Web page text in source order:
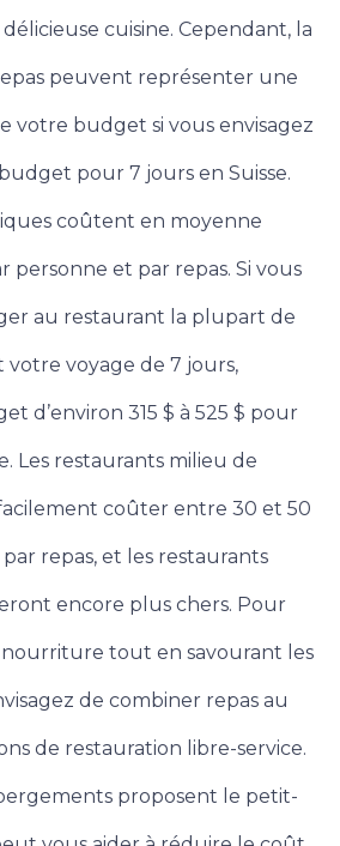
cuisine. Cependant, la
peuvent représenter une
votre budget si vous envisagez
pour 7 jours en Suisse.
coûtent en moyenne
personne et par repas. Si vous
au restaurant la plupart de
votre voyage de 7 jours,
d’environ 315 $ à 525 $ pour
Les restaurants milieu de
coûter entre 30 et 50
repas, et les restaurants
encore plus chers. Pour
nourriture tout en savourant les
de combiner repas au
de restauration libre-service.
proposent le petit-